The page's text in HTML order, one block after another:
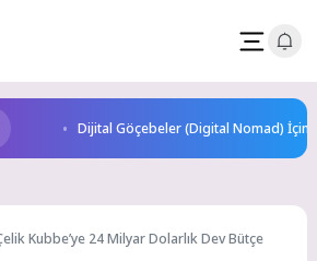
Dijital Göçebeler (Digital Nomad) İçin
Kubbe’ye 24 Milyar Dolarlık Dev Bütçe